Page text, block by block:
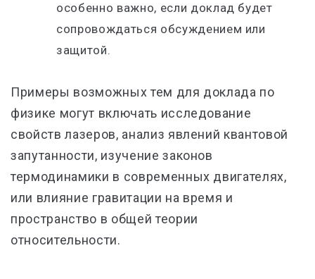
особенно важно, если доклад будет
сопровождаться обсуждением или
защитой.
Примеры возможных тем для доклада по
физике могут включать исследование
свойств лазеров, анализ явлений квантовой
запутанности, изучение законов
термодинамики в современных двигателях,
или влияние гравитации на время и
пространство в общей теории
относительности.